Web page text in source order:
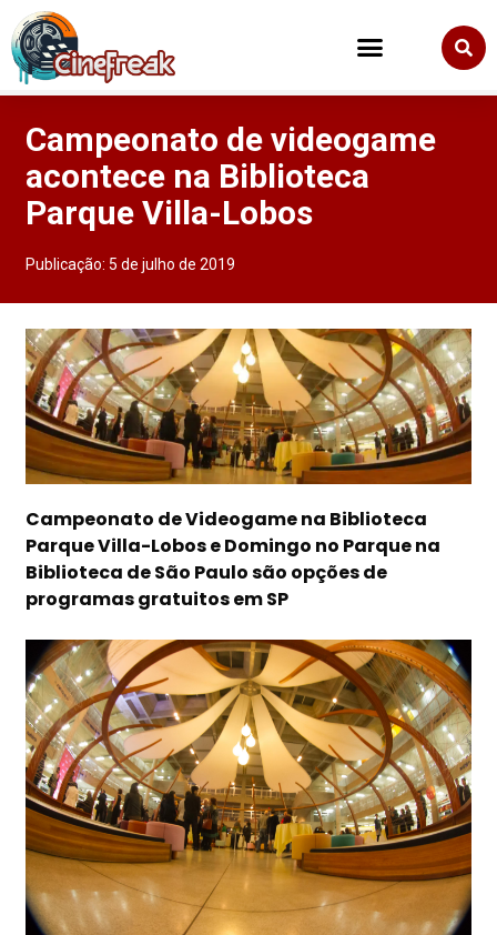
Campeonato de videogame
acontece na Biblioteca
Parque Villa-Lobos
Publicação:5 de julho de 2019
Campeonato de Videogame na Biblioteca
Parque Villa-Lobos e Domingo no Parque na
Biblioteca de São Paulo são opções de
programas gratuitos em SP